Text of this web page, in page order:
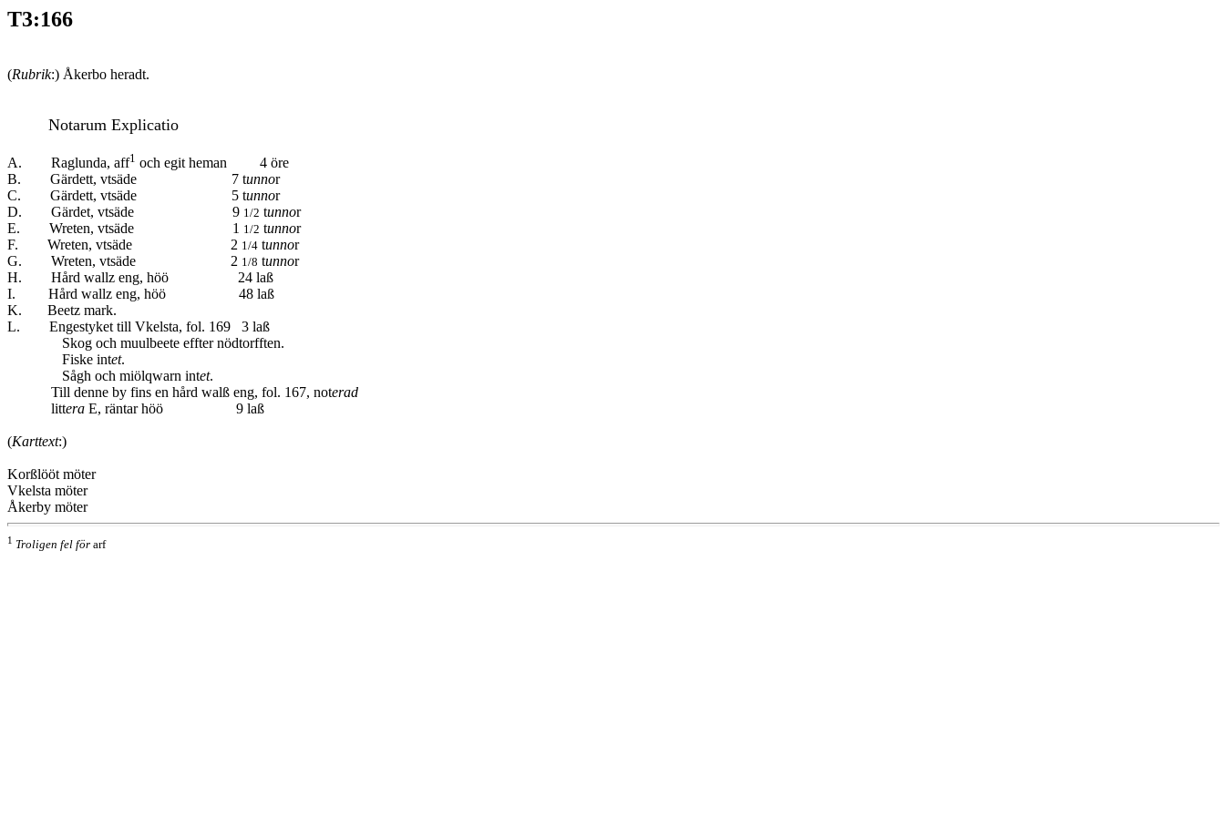
T3:166
(Rubrik:) Åkerbo heradt.
Notarum Explicatio
A. Raglunda, aff1 och egit heman 4 öre
B. Gärdett, vtsäde 7 tunnor
C. Gärdett, vtsäde 5 tunnor
D. Gärdet, vtsäde 9 1/2 tunnor
E. Wreten, vtsäde 1 1/2 tunnor
F. Wreten, vtsäde 2 1/4 tunnor
G. Wreten, vtsäde 2 1/8 tunnor
H. Hård wallz eng, höö 24 laß
I. Hård wallz eng, höö 48 laß
K. Beetz mark.
L. Engestyket till Vkelsta, fol. 169 3 laß
Skog och muulbeete effter nödtorfften.
Fiske intet.
Sågh och miölqwarn intet.
Till denne by fins en hård walß eng, fol. 167, noterad
littera E, räntar höö 9 laß
(Karttext:)
Korßlööt möter
Vkelsta möter
Åkerby möter
1 Troligen fel för arf